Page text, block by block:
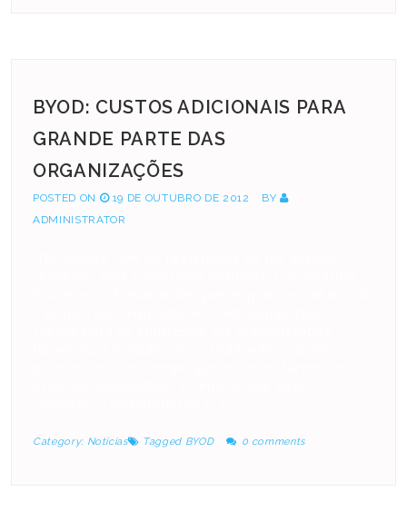
BYOD: CUSTOS ADICIONAIS PARA
GRANDE PARTE DAS
ORGANIZAÇÕES
POSTED ON 19 DE OUTUBRO DE 2012
BY
ADMINISTRATOR
Category: Notícias Tagged BYOD 0 comments